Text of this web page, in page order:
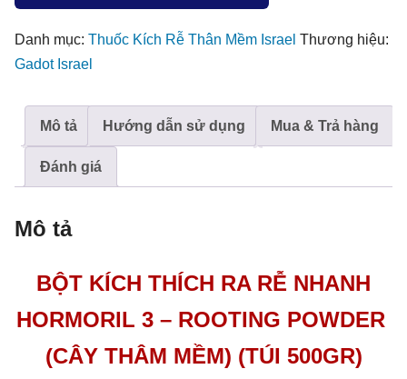
cây
thân
mềm
dành
nhà
giâm
Danh mục: Thuốc Kích Rễ Thân Mềm Israel Thương hiệu:
Gadot Israel
Mô tả Hướng dẫn sử dụng Mua & Trả hàng
Đánh giá
Mô tả
BỘT KÍCH THÍCH RA RỄ NHANH
HORMORIL 3 – ROOTING POWDER
(CÂY THÂM MỀM) (TÚI 500GR)